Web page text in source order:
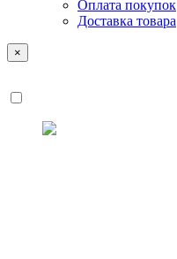
Оплата покупок
Доставка товара
×